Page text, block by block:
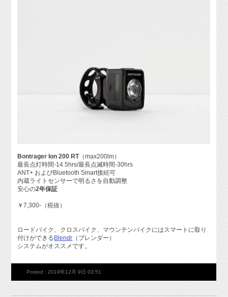
Bontrager Ion 200 RT（max200lm）
最長点灯時間-14.5hrs/最長点滅時間-30hrs
ANT+ およびBluetooth Smart接続可
内蔵ライトセンサーで明るさを自動調整
安心の2年保証
￥7,300-（税抜）
ロードバイク、クロスバイク、マウンテンバイクにはスマートに取り
付けができる Blendr （ブレンダー）
システムがオススメです。
Posted : 2019年12月 9日 03:51